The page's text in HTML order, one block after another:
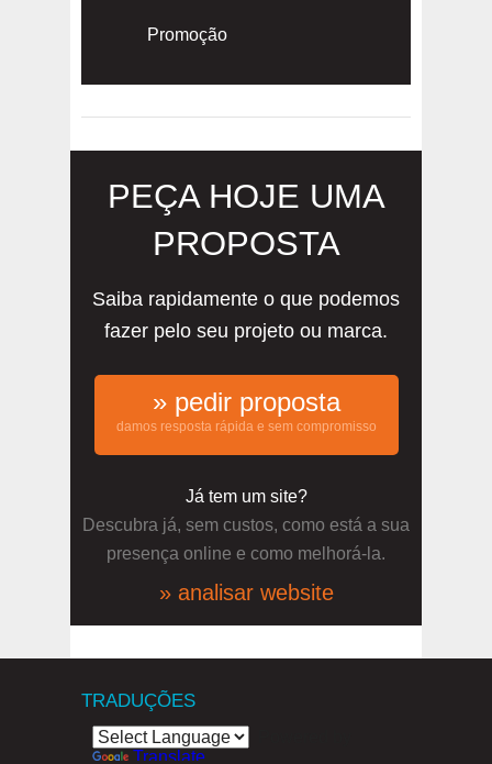
Promoção
PEÇA HOJE UMA
PROPOSTA
Saiba rapidamente o que podemos
fazer pelo seu projeto ou marca.
» pedir proposta
damos resposta rápida e sem compromisso
Já tem um site?
Descubra já, sem custos, como está a sua
presença online e como melhorá-la.
» analisar website
TRADUÇÕES
Translate